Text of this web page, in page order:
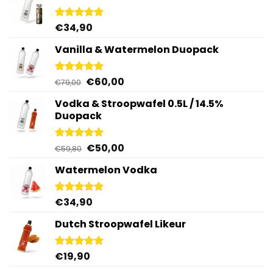
Gewaardeerd
uit 5
€34,90
Vanilla & Watermelon Duopack
Gewaardeerd
5.00
€79,00 Oorspronkelijke
was:
€79,00.
€60,00Huidige
is:
Vodka & Stroopwafel 0.5L / 14.5%
Duopack
Gewaardeerd
4.88
€59,80 Oorspronkelijke
was:
€59,80.
€50,00Huidige
is:
Watermelon Vodka
Gewaardeerd
uit 5
€34,90
Dutch Stroopwafel Likeur
Gewaardeerd
uit 5
€19,90